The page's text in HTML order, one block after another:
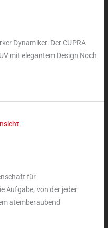
Dynamiker: Der CUPRA
mit elegantem Design Noch
für
Aufgabe, von der jeder
atemberaubend